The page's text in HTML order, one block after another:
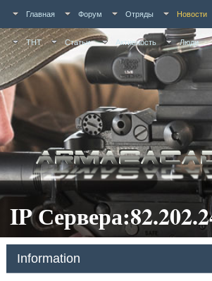
Главная Форум Отряды Новости
ТНТ Статьи Активность Люди
IP
Information